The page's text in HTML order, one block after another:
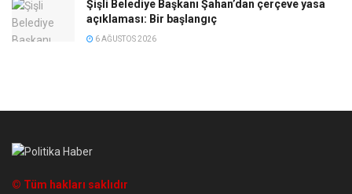
Şişli Belediye Başkanı Şahan’dan çerçeve yasa
açıklaması: Bir başlangıç
6 AĞUSTOS 2026
© Tüm hakları saklıdır